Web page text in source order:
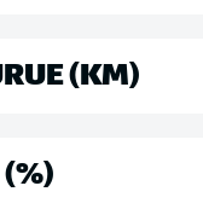
(KM)
(%)